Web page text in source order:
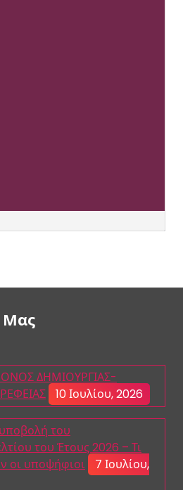
Μας
ΔΗΜΙΟΥΡΓΙΑΣ-
10 Ιουλίου, 2026
υποβολή του
του Έτους 2026 – Τι
οι υποψήφιοι
7 Ιουλίου,